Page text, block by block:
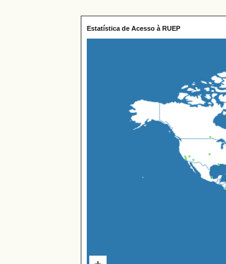
Estatística de Acesso à RUEP